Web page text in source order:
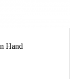
Hand